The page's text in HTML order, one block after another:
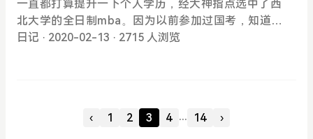
挑剔，吃完拉了肚子o(╥﹏╥)o，BB没事，应该不是
面的问题。吃完饭，我们散步去海边，原以为会灯火
辉煌，结果到处都是黑漆漆的，也没几个人影，海风
啊，大家都知道的利空，那就不是利空了。这个道理
我懂，但是为什么就没执行既定策略呢。做人还是不
一了，原以为要上1休1的。但是孟局安排每天一人值
win+r运行regedit，进入注册表，依次HKEY_LOCAL
_MACHINE\Software\Policies\Microsoft\Windows
一直都打算提升一下个人学历，经大神指点选中了西
北大学的全日制mba。因为以前参加过国考，知道自
己弱在作文，所以没打算花费太多精力，重点跟着教
名胜我写的是昆明池！总体还是有些担心的。不过当
日记 · 2020-02-13 · 2715 人浏览
‹ 1 2 3 4 ... 14 ›